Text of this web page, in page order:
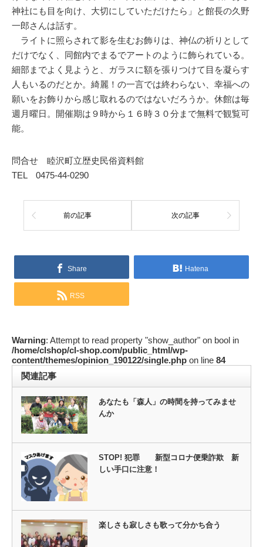
神社にも目を向け、大切にしていただけたら」と館長の久野
一郎さんは話す。
ライトに照らされて影を生むお飾りは、神仏の祈りとして
だけでなく、同館内でまるでアートのように飾られている。
細部までよく見ようと、ガラスに額を張りつけて目を凝らす
人もいるのだとか。綺麗！の一言では終わらない、幸福への
願いをお飾りから感じ取れるのではないだろうか。休館は毎
週月曜日。開催期は９時から１６時３０分まで無料で観覧可
能。
問合せ 睦沢町立歴史民俗資料館
TEL 0475-44-0290
前の記事 次の記事
Share Hatena
RSS
Warning: Attempt to read property "show_author" on bool in
/home/clshop/cl-shop.com/public_html/wp-
content/themes/opinion_190122/single.php on line 84
関連記事
あなたも「森人」の時間を持ってみませ
んか
STOP! 犯罪 新型コロナ便乗詐欺 新
しい手口に注意！
楽しさも寂しさも歌って分かち合う